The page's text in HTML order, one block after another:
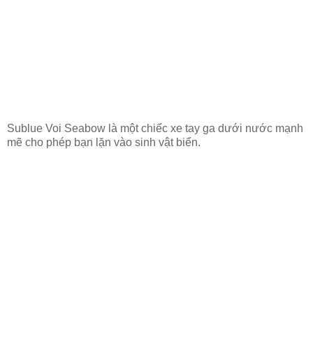
Sublue Voi Seabow là một chiếc xe tay ga dưới nước mạnh
mẽ cho phép bạn lặn vào sinh vật biển.